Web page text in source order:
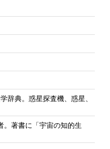
辞典。惑星探査機、惑星、
。著書に「宇宙の知的生